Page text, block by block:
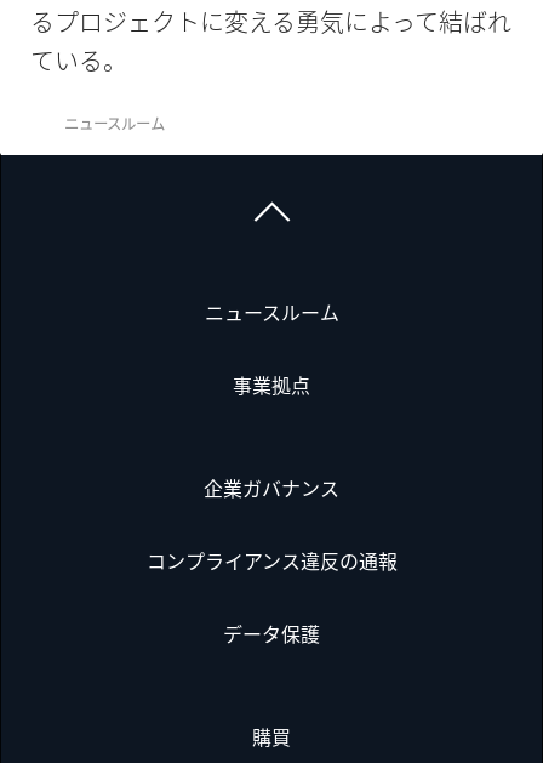
るプロジェクトに変える勇気によって結ばれ
ている。
ニュースルーム
ニュースルーム
事業拠点
企業ガバナンス
コンプライアンス違反の通報
データ保護
購買